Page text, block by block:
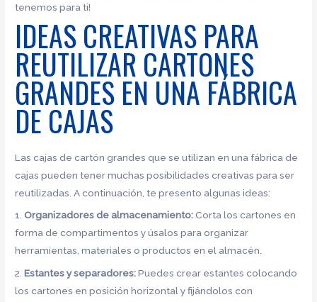
tenemos para ti!
IDEAS CREATIVAS PARA
REUTILIZAR CARTONES
GRANDES EN UNA FÁBRICA
DE CAJAS
Las cajas de cartón grandes que se utilizan en una fábrica de
cajas pueden tener muchas posibilidades creativas para ser
reutilizadas. A continuación, te presento algunas ideas:
1.Organizadores de almacenamiento:Corta los cartones en
forma de compartimentos y úsalos para organizar
herramientas, materiales o productos en el almacén.
2.Estantes y separadores:Puedes crear estantes colocando
los cartones en posición horizontal y fijándolos con